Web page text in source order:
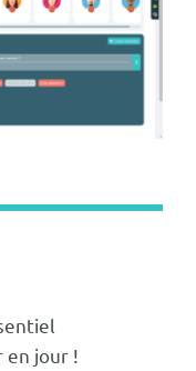
en jour !